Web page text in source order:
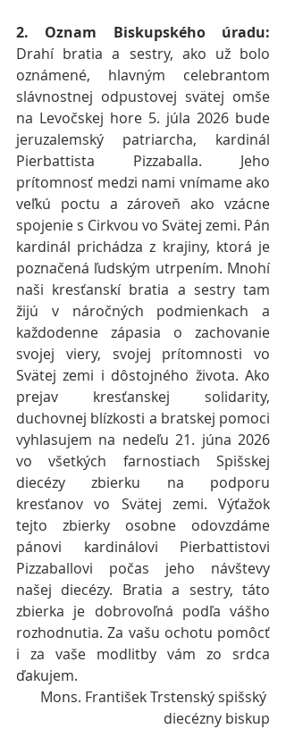
2.
Oznam Biskupského úradu:
Drahí bratia a sestry, ako už bolo
oznámené, hlavným celebrantom
slávnostnej odpustovej svätej omše
na Levočskej hore 5. júla 2026 bude
jeruzalemský patriarcha, kardinál
Pierbattista Pizzaballa. Jeho
prítomnosť medzi nami vnímame ako
veľkú poctu a zároveň ako vzácne
spojenie s Cirkvou vo Svätej zemi. Pán
kardinál prichádza z krajiny, ktorá je
poznačená ľudským utrpením. Mnohí
naši kresťanskí bratia a sestry tam
žijú v náročných podmienkach a
každodenne zápasia o zachovanie
svojej viery, svojej prítomnosti vo
Svätej zemi i dôstojného života. Ako
prejav kresťanskej solidarity,
duchovnej blízkosti a bratskej pomoci
vyhlasujem na nedeľu 21. júna 2026
vo všetkých farnostiach Spišskej
diecézy zbierku na podporu
kresťanov vo Svätej zemi. Výťažok
tejto zbierky osobne odovzdáme
pánovi kardinálovi Pierbattistovi
Pizzaballovi počas jeho návštevy
našej diecézy. Bratia a sestry, táto
zbierka je dobrovoľná podľa vášho
rozhodnutia. Za vašu ochotu pomôcť
i za vaše modlitby vám zo srdca
ďakujem.
Mons. František Trstenský spišský
diecézny biskup